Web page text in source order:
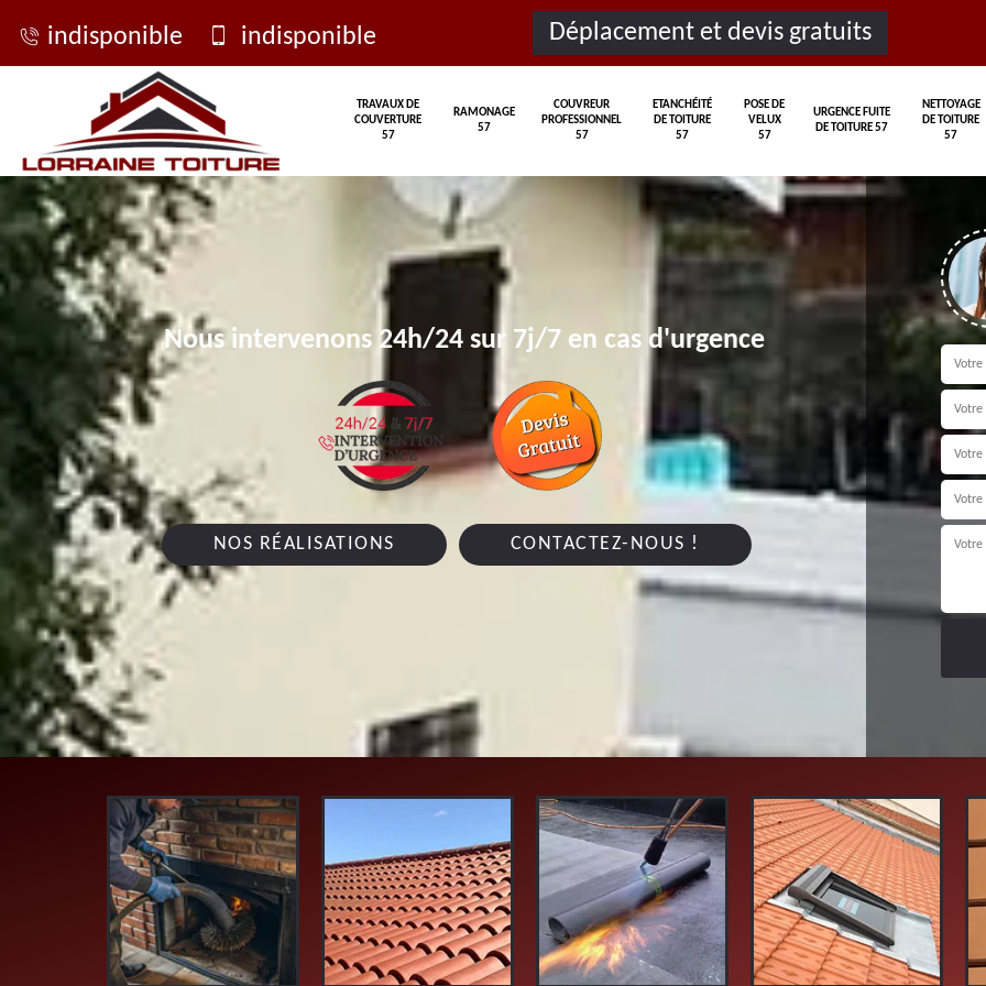
indisponible indisponible Déplacement et devis gratuits
TRAVAUX DE
COUVERTURE
57
RAMONAGE
57
COUVREUR
PROFESSIONNEL
57
ETANCHÉITÉ
DE TOITURE
57
POSE DE
VELUX
57
URGENCE FUITE
DE TOITURE 57
NETTOYAGE
DE TOITURE
57
Nous intervenons 24h/24 sur 7j/7 en cas d'urgence
NOS RÉALISATIONS CONTACTEZ-NOUS !